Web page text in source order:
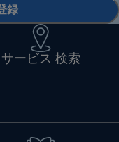
録
サービス 検索